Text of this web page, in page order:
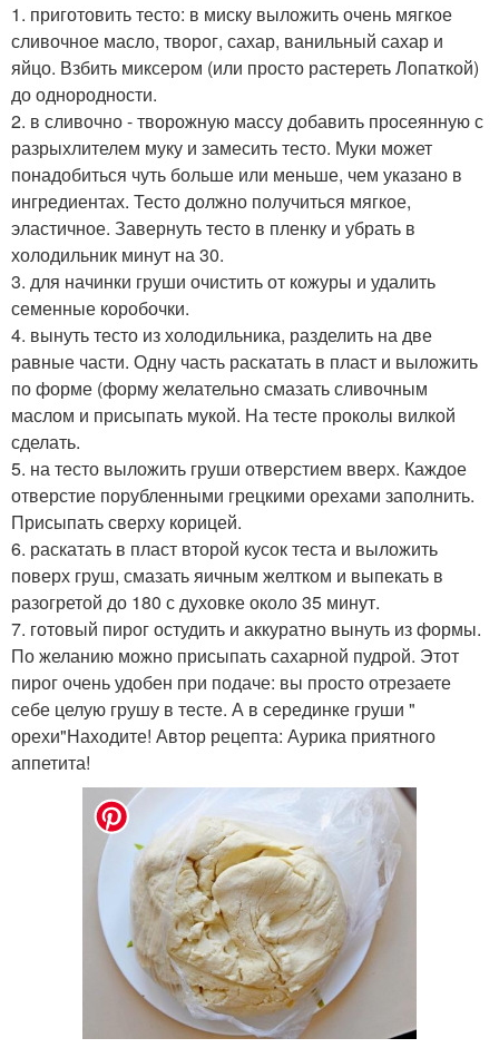
1. приготовить тесто: в миску выложить очень мягкое
сливочное масло, творог, сахар, ванильный сахар и
яйцо. Взбить миксером (или просто растереть Лопаткой)
до однородности.
2. в сливочно - творожную массу добавить просеянную с
разрыхлителем муку и замесить тесто. Муки может
понадобиться чуть больше или меньше, чем указано в
ингредиентах. Тесто должно получиться мягкое,
эластичное. Завернуть тесто в пленку и убрать в
холодильник минут на 30.
3. для начинки груши очистить от кожуры и удалить
семенные коробочки.
4. вынуть тесто из холодильника, разделить на две
равные части. Одну часть раскатать в пласт и выложить
по форме (форму желательно смазать сливочным
маслом и присыпать мукой. На тесте проколы вилкой
сделать.
5. на тесто выложить груши отверстием вверх. Каждое
отверстие порубленными грецкими орехами заполнить.
Присыпать сверху корицей.
6. раскатать в пласт второй кусок теста и выложить
поверх груш, смазать яичным желтком и выпекать в
разогретой до 180 с духовке около 35 минут.
7. готовый пирог остудить и аккуратно вынуть из формы.
По желанию можно присыпать сахарной пудрой. Этот
пирог очень удобен при подаче: вы просто отрезаете
себе целую грушу в тесте. А в серединке груши "
орехи"Находите! Автор рецепта: Аурика приятного
аппетита!